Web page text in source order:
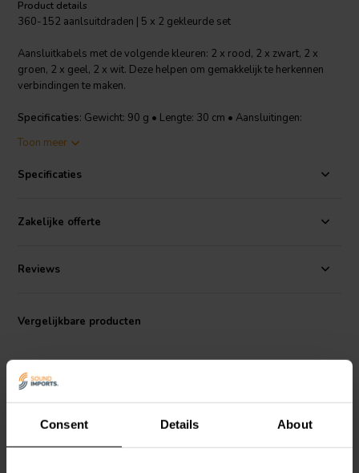
Consent Details About
Product details
360-152 aanlsuitdraden | 5 x 2 gekleurde set
Aansluitkabels met de volgende kleuren: 2 x rood, 2 x zwart, 2 x
groen, 2 x geel, 2 x wit. Deze helpen om gemakkelijk te herkennen
verbindingen te maken.
Specificaties: Gewicht: 90 g • Lengte: 30 cm • Aansluitingen:
Toon meer
Specificaties
Zakelijke offerte
Reviews
Vergelijkbare producten